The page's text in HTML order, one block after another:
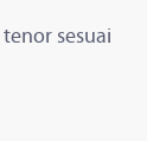
sesuai